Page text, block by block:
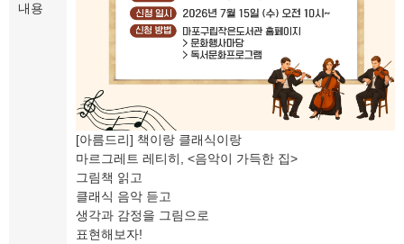
내용
[아름드리] 책이랑 클래식이랑
마르그레트 레티히, <음악이 가득한 집>
그림책 읽고
클래식 음악 듣고
생각과 감정을 그림으로
표현해보자!